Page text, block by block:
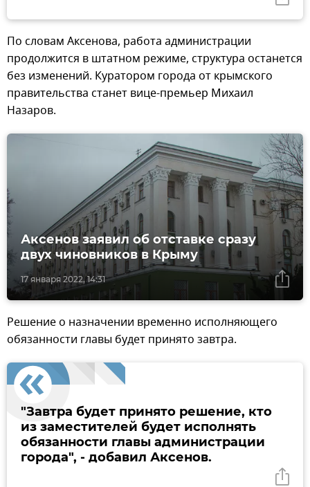
По словам Аксенова, работа администрации
продолжится в штатном режиме, структура останется
без изменений. Куратором города от крымского
правительства станет вице-премьер Михаил
Назаров.
17 января 2022, 14:31
Аксенов заявил об отставке сразу
двух чиновников в Крыму
Решение о назначении временно исполняющего
обязанности главы будет принято завтра.
"Завтра будет принято решение, кто
из заместителей будет исполнять
обязанности главы администрации
города", - добавил Аксенов.